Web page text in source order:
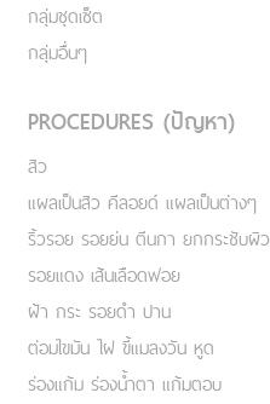
กลุ่มชุดเซ็ต
กลุ่มอื่นๆ
PROCEDURES (ปัญหา)
สิว
แผลเป็นสิว คีลอยด์ แผลเป็นต่างๆ
ริ้วรอย รอยย่น ตีนกา ยกกระชับผิว
รอยแดง เส้นเลือดฟอย
ฝ้า กระ รอยดำ ปาน
ต่อมไขมัน ไฝ ขี้แมลงวัน หูด
ร่องแก้ม ร่องน้ำตา แก้มตอบ